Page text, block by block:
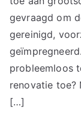
gevraagd om
gereinigd,
probleemloos
renovatie toe?
[…]